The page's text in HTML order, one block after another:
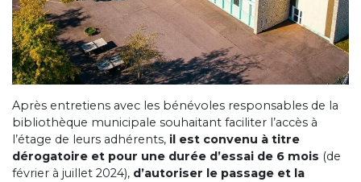
Après entretiens avec les bénévoles responsables de la
bibliothèque municipale souhaitant faciliter l’accès à
l’étage de leurs adhérents, il est convenu à titre
dérogatoire et pour une durée d’essai de 6 mois (de
février à juillet 2024), d’autoriser le passage et la